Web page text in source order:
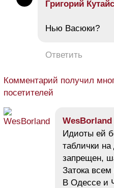
Григорий
Нью Васюки?
Ответить
Комментарий получил
посетителей
WesBorland
Идиоты ей
таблички
запрещен,
Затока всем
В Одессе и